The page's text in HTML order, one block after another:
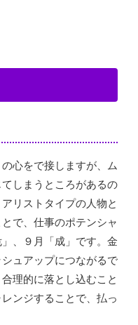
心をで接しますが、ム
しまうところがあるの
リストタイプの人物と
で、仕事のポテンシャ
、９月「成」です。金
ュアップにつながるで
理的に落とし込むこと
ンジすることで、払っ